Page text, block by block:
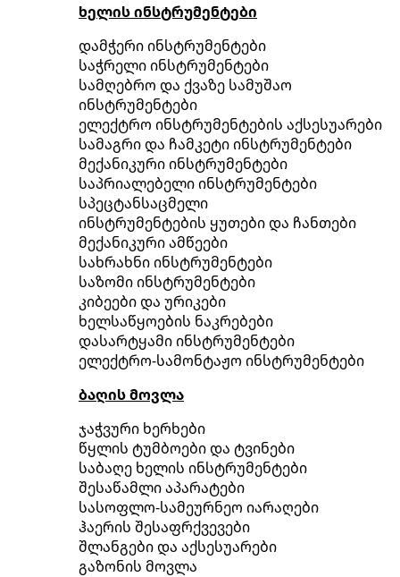
ხელის ინსტრუმენტები
დამჭერი ინსტრუმენტები
საჭრელი ინსტრუმენტები
სამღებრო და ქვაზე სამუშაო
ინსტრუმენტები
ელექტრო ინსტრუმენტების აქსესუარები
სამაგრი და ჩამკეტი ინსტრუმენტები
მექანიკური ინსტრუმენტები
საპრიალებელი ინსტრუმენტები
სპეცტანსაცმელი
ინსტრუმენტების ყუთები და ჩანთები
მექანიკური ამწეები
სახრახნი ინსტრუმენტები
საზომი ინსტრუმენტები
კიბეები და ურიკები
ხელსაწყოების ნაკრებები
დასარტყამი ინსტრუმენტები
ელექტრო-სამონტაჟო ინსტრუმენტები
ბაღის მოვლა
ჯაჭვური ხერხები
წყლის ტუმბოები და ტვინები
საბაღე ხელის ინსტრუმენტები
შესაწამლი აპარატები
სასოფლო-სამეურნეო იარაღები
ჰაერის შესაფრქვევები
შლანგები და აქსესუარები
გაზონის მოვლა